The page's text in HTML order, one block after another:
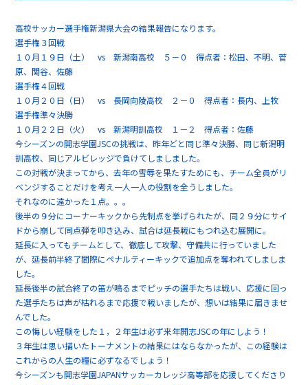
高校サッカー選手権新潟県大会の結果報告になります。
選手権３回戦
１０月１９日（土） vs 新潟南高校 ５－０ 得点者：松田、不明、菅
原、関谷、佐藤
選手権４回戦
１０月２０日（日） vs 長岡向陵高校 ２－０ 得点者：長内、上牧
選手権準々決勝
１０月２２日（火） vs 新潟明訓高校 １－２ 得点者：佐藤
今シーズンの開志学園JSCの挑戦は、昨年どと同じ準々決勝、同じ新潟明
訓高校、同じアルビレッジで負けてしましました。
この対戦が決まってから、去年の雪辱を果たすためにも、チーム全員がリ
ベンジすることだけを考え一人一人の役割を全うしました。
それなのに遠かった１点。。。
後半の９分にコーナーキックから先制点を挙げられたが、同２９分にサイ
ドから崩して同点弾を叩き込み、試合は延長戦にもつれ込む展開に。
延長に入ってもチームとして、徹底して攻撃、守備共に行っていました
が、延長前半終了間際にペナルティーキックで追加点を奪われてしましま
した。
延長後半の試合終了の笛が鳴るまでピッチの選手たちは戦い、応援に回っ
た選手たちは声が枯れるまで応援で戦いましたが、想いは結果に届きませ
んでした。
この悔しい経験をした１，２年生は必ず来年開志JSCの年にしよう！
３年生は思い描いたトーナメントの結果にはならなかったが、この経験は
これからの人生の糧に必ずなるでしょう！
今シーズンも開志学園JAPANサッカーカレッジ高等部を応援してくださり